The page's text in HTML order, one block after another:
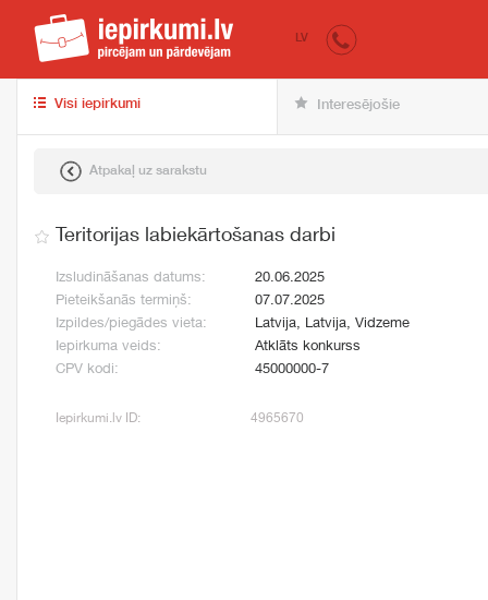
iepirkumi.lv
LV
Visi iepirkumi Interesējošie
Atpakaļ uz sarakstu
Teritorijas labiekārtošanas darbi
Izsludināšanas datums:
20.06.2025
Pieteikšanās termiņš:
07.07.2025
Izpildes/piegādes vieta:
Latvija, Latvija, Vidzeme
Iepirkuma veids:
Atklāts konkurss
CPV kodi:
45000000-7
Iepirkumi.lv ID: 4965670